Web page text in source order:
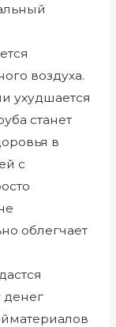
воздуха.
ухудшается
станет
в
с
облегчает
денег